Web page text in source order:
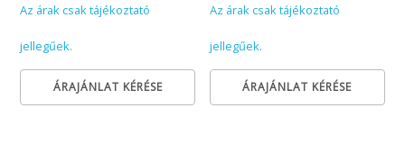
Az árak csak tájékoztató
jellegűek.
ÁRAJÁNLAT KÉRÉSE
Az árak csak tájékoztató
jellegűek.
ÁRAJÁNLAT KÉRÉSE